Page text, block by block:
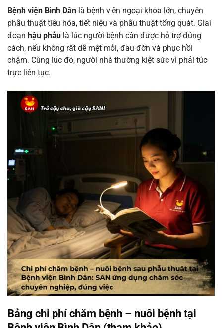
Bệnh viện Bình Dân là bệnh viện ngoại khoa lớn, chuyên
phẫu thuật tiêu hóa, tiết niệu và phẫu thuật tổng quát. Giai
đoạn hậu phẫu là lúc người bệnh cần được hỗ trợ đúng
cách, nếu không rất dễ mệt mỏi, đau đớn và phục hồi
chậm. Cùng lúc đó, người nhà thường kiệt sức vì phải túc
trực liên tục.
Bảng chi phí chăm bệnh – nuôi bệnh tại